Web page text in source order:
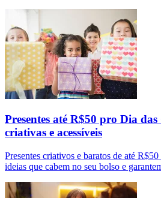
Presentes até R$50 pro Dia
criativas e acessíveis
Presentes criativos e baratos de até
ideias que cabem no seu bolso e